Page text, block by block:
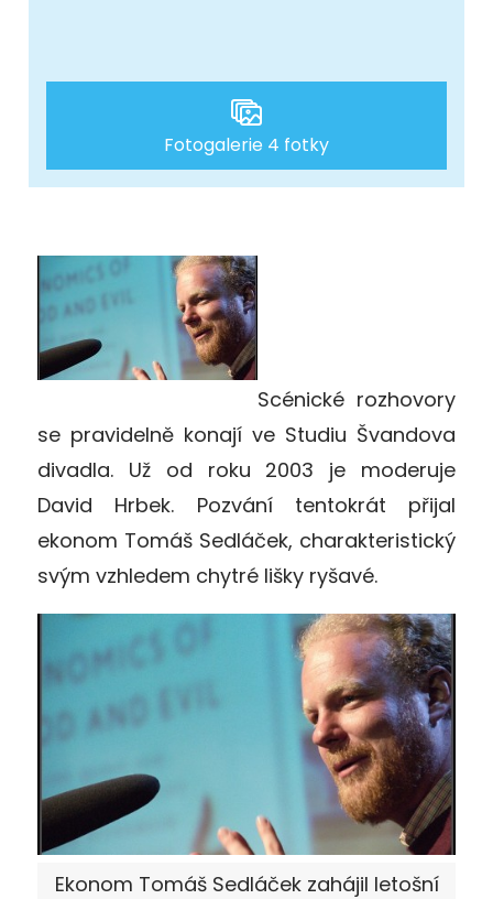
Fotogalerie 4 fotky
Scénické rozhovory
se pravidelně konají ve Studiu Švandova
divadla. Už od roku 2003 je moderuje
David Hrbek. Pozvání tentokrát přijal
ekonom Tomáš Sedláček, charakteristický
svým vzhledem chytré lišky ryšavé.
Ekonom Tomáš Sedláček zahájil letošní